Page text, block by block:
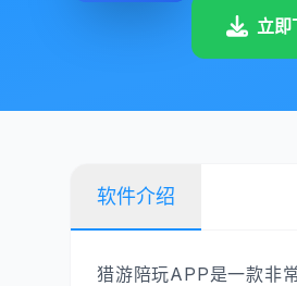
立即
软件介绍
猎游陪玩APP是一款非